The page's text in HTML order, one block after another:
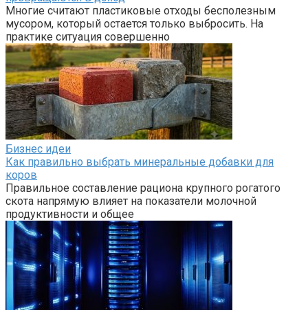
Многие считают пластиковые отходы бесполезным
мусором, который остается только выбросить. На
практике ситуация совершенно
Бизнес идеи
Как правильно выбрать минеральные добавки для
коров
Правильное составление рациона крупного рогатого
скота напрямую влияет на показатели молочной
продуктивности и общее